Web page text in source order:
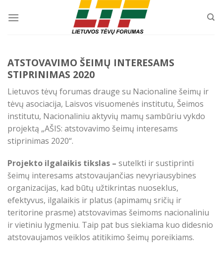
ATSTOVAVIMO ŠEIMŲ INTERESAMS
STIPRINIMAS 2020
Lietuvos tėvų forumas drauge su Nacionaline šeimų ir
tėvų asociacija, Laisvos visuomenės institutu, Šeimos
institutu, Nacionaliniu aktyvių mamų sambūriu vykdo
projektą „AŠIS: atstovavimo šeimų interesams
stiprinimas 2020“.
Projekto ilgalaikis tikslas – sutelkti ir sustiprinti
šeimų interesams atstovaujančias nevyriausybines
organizacijas, kad būtų užtikrintas nuoseklus,
efektyvus, ilgalaikis ir platus (apimamų sričių ir
teritorine prasme) atstovavimas šeimoms nacionaliniu
ir vietiniu lygmeniu. Taip pat bus siekiama kuo didesnio
atstovaujamos veiklos atitikimo šeimų poreikiams.